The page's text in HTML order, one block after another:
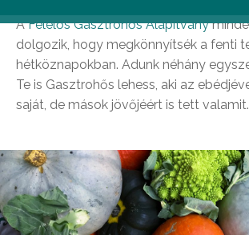
AFelelős Gasztrohős Alapítvány
dolgozik, hogy megkönnyítsék a fenti
hétköznapokban. Adunk néhány
Te is Gasztrohős lehess, aki az
saját, de mások jövőjéért is tett valamit.